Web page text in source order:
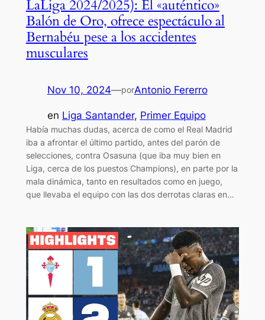
LaLiga 2024/2025): El «auténtico»
Balón de Oro, ofrece espectáculo al
Bernabéu pese a los accidentes
musculares
Nov 10, 2024—porAntonio Fererro
en Liga Santander, Primer Equipo
Había muchas dudas, acerca de como el Real Madrid
iba a afrontar el último partido, antes del parón de
selecciones, contra Osasuna (que iba muy bien en
Liga, cerca de los puestos Champions), en parte por la
mala dinámica, tanto en resultados como en juego,
que llevaba el equipo con las dos derrotas claras en…